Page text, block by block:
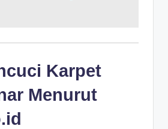
Karpet
Menurut